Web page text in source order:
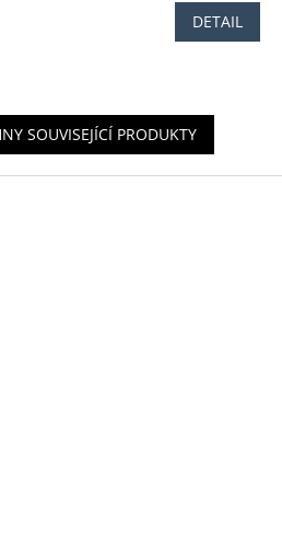
DETAIL
SOUVISEJÍCÍ PRODUKTY